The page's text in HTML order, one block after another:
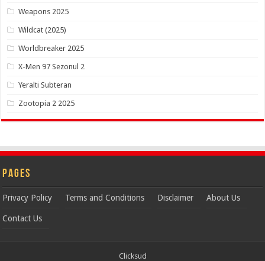
Weapons 2025
Wildcat (2025)
Worldbreaker 2025
X-Men 97 Sezonul 2
Yeralti Subteran
Zootopia 2 2025
Pages
Privacy Policy Terms and Conditions Disclaimer About Us
Contact Us
Clicksud